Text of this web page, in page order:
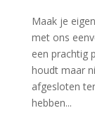
Maak je
met ons
een prachtig
houdt maar
afgesloten
hebben...